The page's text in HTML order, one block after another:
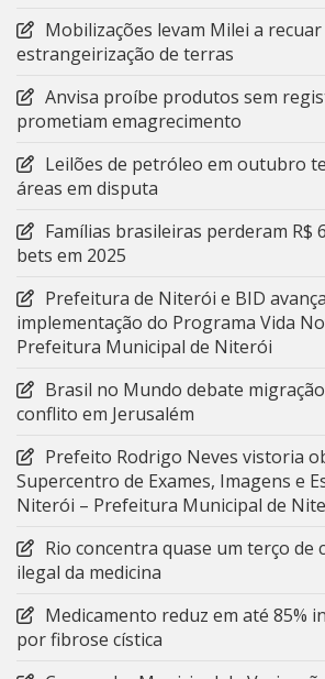
Mobilizações levam Milei a
estrangeirização de terras
Anvisa proíbe produtos sem
prometiam emagrecimento
Leilões de petróleo em outubro
áreas em disputa
Famílias brasileiras perderam R$
bets em 2025
Prefeitura de Niterói e BID
implementação do Programa Vida
Prefeitura Municipal de Niterói
Brasil no Mundo debate
conflito em Jerusalém
Prefeito Rodrigo Neves vistoria
Supercentro de Exames, Imagens e
Niterói – Prefeitura Municipal de
Rio concentra quase um terço de
ilegal da medicina
Medicamento reduz em até 85%
por fibrose cística